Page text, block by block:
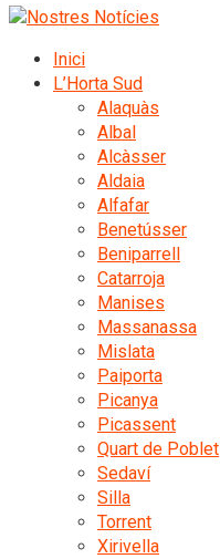
Inici
L’Horta Sud
Alaquàs
Albal
Alcàsser
Aldaia
Alfafar
Benetússer
Beniparrell
Catarroja
Manises
Massanassa
Mislata
Paiporta
Picanya
Picassent
Quart de Poblet
Sedaví
Silla
Torrent
Xirivella